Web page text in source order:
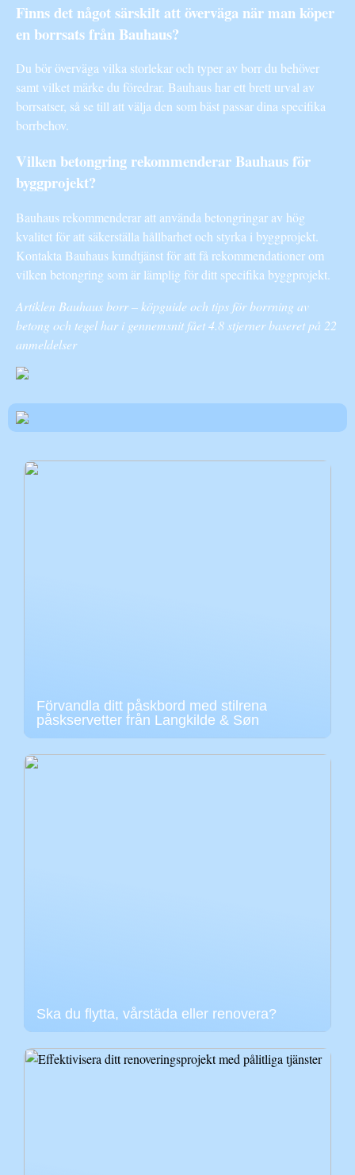
Finns det något särskilt att överväga när man köper
en borrsats från Bauhaus?
Du bör överväga vilka storlekar och typer av borr du behöver
samt vilket märke du föredrar. Bauhaus har ett brett urval av
borrsatser, så se till att välja den som bäst passar dina specifika
borrbehov.
Vilken betongring rekommenderar Bauhaus för
byggprojekt?
Bauhaus rekommenderar att använda betongringar av hög
kvalitet för att säkerställa hållbarhet och styrka i byggprojekt.
Kontakta Bauhaus kundtjänst för att få rekommendationer om
vilken betongring som är lämplig för ditt specifika byggprojekt.
Artiklen Bauhaus borr – köpguide och tips för borrning av
betong och tegel har i gennemsnit fået4.8stjerner baseret på 22
anmeldelser
Förvandla ditt påskbord med stilrena
påskservetter från Langkilde & Søn
Ska du flytta, vårstäda eller renovera?